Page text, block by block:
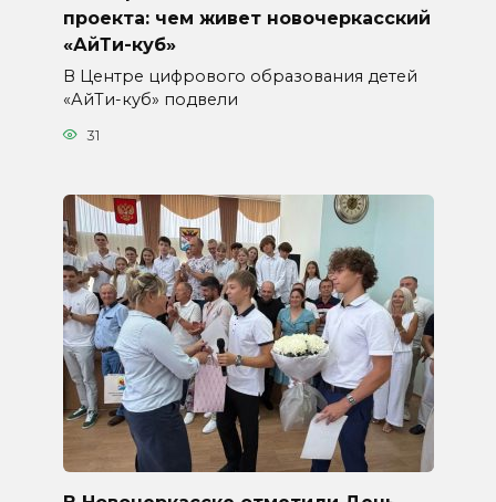
проекта: чем живет новочеркасский
«АйТи-куб»
В Центре цифрового образования детей
«АйТи-куб» подвели
31